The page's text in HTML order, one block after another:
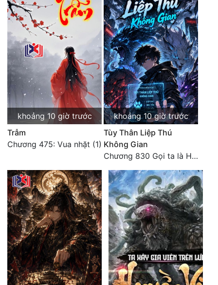
khoảng 10 giờ trước
Trẫm
Chương 475: Vua nhặt (1)
khoảng 10 giờ trước
Tùy Thân Liệp Thú
Không Gian
Chương 830 Gọi ta là Hòa Sa